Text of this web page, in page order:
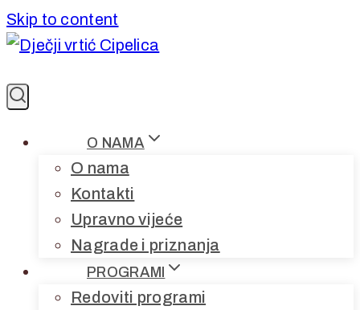
Skip to content
O NAMA
O nama
Kontakti
Upravno vijeće
Nagrade i priznanja
PROGRAMI
Redoviti programi